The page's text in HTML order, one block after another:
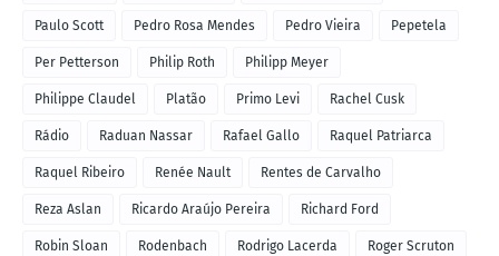
Paulo Scott Pedro Rosa Mendes Pedro Vieira Pepetela
Per Petterson Philip Roth Philipp Meyer
Philippe Claudel Platão Primo Levi Rachel Cusk
Rádio Raduan Nassar Rafael Gallo Raquel Patriarca
Raquel Ribeiro Renée Nault Rentes de Carvalho
Reza Aslan Ricardo Araújo Pereira Richard Ford
Robin Sloan Rodenbach Rodrigo Lacerda Roger Scruton